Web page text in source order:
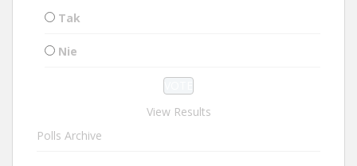
Tak
Nie
View Results
Polls Archive